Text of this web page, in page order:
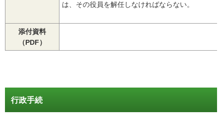
は、その役員を解任しなければならない。
添付資料
（PDF）
行政手続